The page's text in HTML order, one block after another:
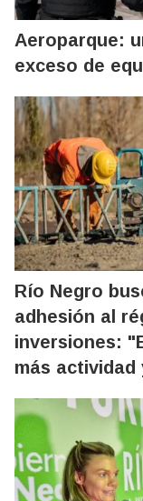
Aeroparque:
exceso de
Río Negro
adhesión al
inversiones:
más actividad